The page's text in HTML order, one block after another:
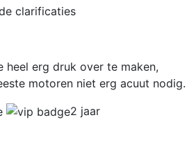
clarificaties
heel erg druk over te maken,
motoren niet erg acuut nodig.
2 jaar